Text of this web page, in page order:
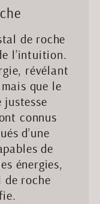
de roche
l’intuition.
révélant
que le
connus
d’une
de
énergies,
de roche